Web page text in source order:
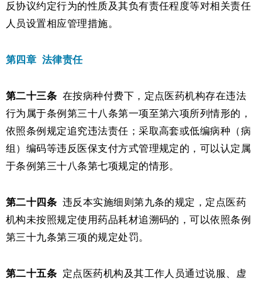
反协议约定行为的性质及其负有责任程度等对相关责任
人员设置相应管理措施。
第四章 法律责任
第二十三条 在按病种付费下，定点医药机构存在违法
行为属于条例第三十八条第一项至第六项所列情形的，
依照条例规定追究违法责任；采取高套或低编病种（病
组）编码等违反医保支付方式管理规定的，可以认定属
于条例第三十八条第七项规定的情形。
第二十四条 违反本实施细则第九条的规定，定点医药
机构未按照规定使用药品耗材追溯码的，可以依照条例
第三十九条第三项的规定处罚。
第二十五条 定点医药机构及其工作人员通过说服、虚